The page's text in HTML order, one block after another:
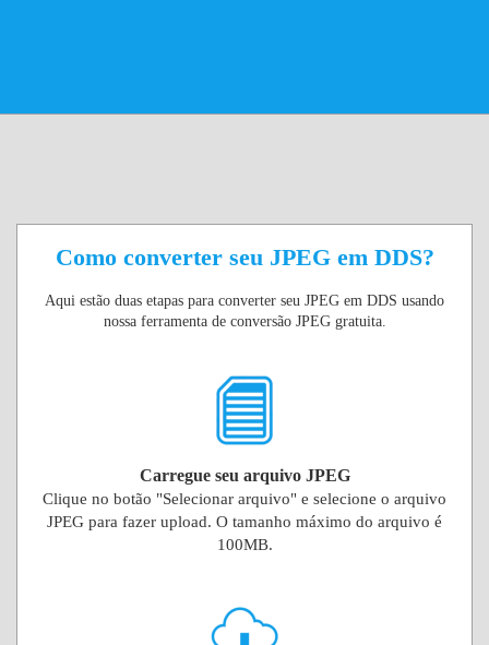
Como converter seu JPEG em DDS?
Aqui estão duas etapas para converter seu JPEG em DDS usando
nossa ferramenta de conversão JPEG gratuita.
Carregue seu arquivo JPEG
Clique no botão "Selecionar arquivo" e selecione o arquivo
JPEG para fazer upload. O tamanho máximo do arquivo é
100MB.